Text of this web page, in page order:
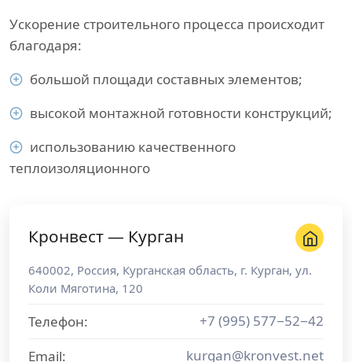
Ускорение строительного процесса происходит
благодаря:
большой площади составных элементов;
высокой монтажной готовности конструкций;
использованию качественного
теплоизоляционного
Кронвест — Курган
640002, Россия, Курганская область, г. Курган, ул.
Коли Мяготина, 120
Телефон:
+7 (995) 577−52−42
Email:
kurgan@kronvest.net